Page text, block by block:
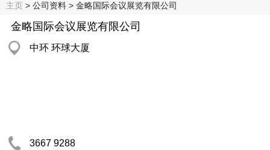
主页 > 公司资料 > 金略国际会议展览有限公司
金略国际会议展览有限公司
中环 环球大厦
3667 9288